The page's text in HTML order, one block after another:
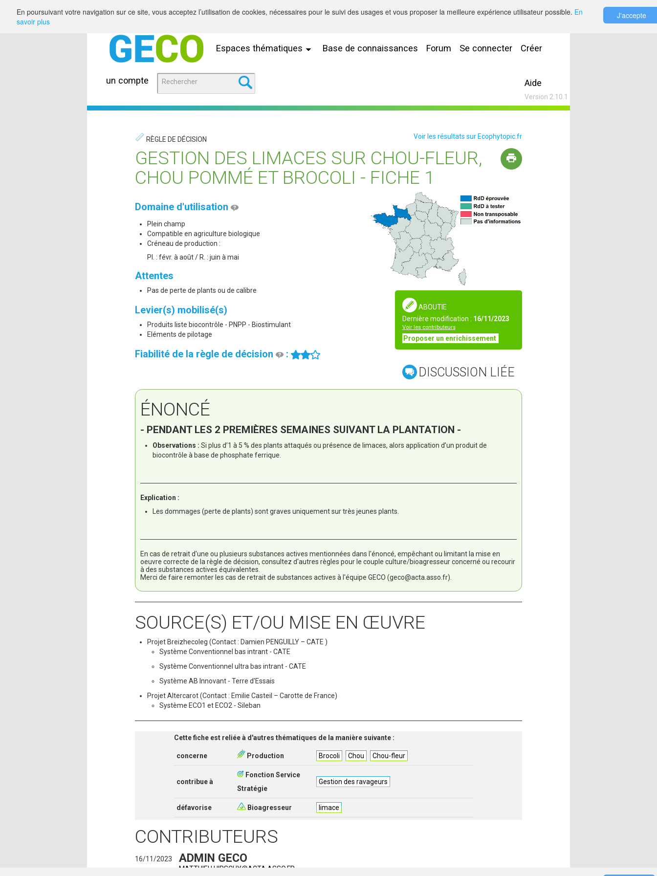
Espaces thématiques Base de connaissances Forum Se connecter Créer
un compte Aide
Version 2.10.1
RÈGLE DE DÉCISION Voir les résultats sur Ecophytopic.fr
GESTION DES LIMACES SUR CHOU-FLEUR,
CHOU POMMÉ ET BROCOLI - FICHE 1
Domaine d'utilisation
Plein champ
Compatible en agriculture biologique
Créneau de production :
Pl. : févr. à août / R. : juin à mai
Attentes
Pas de perte de plants ou de calibre
Levier(s) mobilisé(s)
Produits liste biocontrôle - PNPP - Biostimulant
Eléments de pilotage
Fiabilité de la règle de décision :
ABOUTIE
Dernière modification : 16/11/2023
Voir les contributeurs
Proposer un enrichissement
DISCUSSION LIÉE
ÉNONCÉ
- PENDANT LES 2 PREMIÈRES SEMAINES SUIVANT LA PLANTATION -
Observations :Si plus d’1 à 5 % des plants attaqués ou présence de limaces, alors application d’un produit de
biocontrôle à base de phosphate ferrique.
Explication :
Les dommages (perte de plants) sont graves uniquement sur très jeunes plants.
En cas de retrait d'une ou plusieurs substances actives mentionnées dans l'énoncé, empêchant ou limitant la mise en
oeuvre correcte de la règle de décision, consultez d'autres règles pour le couple culture/bioagresseur concerné ou recourir
à des substances actives équivalentes.
Merci de faire remonter les cas de retrait de substances actives à l'équipe GECO (geco@acta.asso.fr).
SOURCE(S) ET/OU MISE EN ŒUVRE
Projet Breizhecoleg (Contact : Damien PENGUILLY – CATE )
Système Conventionnel bas intrant - CATE
Système Conventionnel ultra bas intrant - CATE
Système AB Innovant - Terre d'Essais
Projet Altercarot (Contact : Emilie Casteil – Carotte de France)
Système ECO1 et ECO2 - Sileban
Cette fiche est reliée à d'autres thématiques de la manière suivante :
concerne Production Brocoli Chou Chou-fleur
contribue à
Fonction Service
Stratégie
Gestion des ravageurs
défavorise Bioagresseur limace
CONTRIBUTEURS
16/11/2023 ADMIN GECO
MATTHIEU.HIRSCHY@ACTA.ASSO.FR
En poursuivant votre navigation sur ce site, vous acceptez l’utilisation de cookies, nécessaires pour le suivi des usages et vous proposer la meilleure expérience utilisateur possible. En
savoir plus
J'accepte